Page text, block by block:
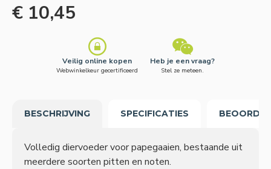
€ 10,45
Veilig online kopen
Webwinkelkeur gecertificeerd
Heb je een vraag?
Stel ze meteen.
BESCHRIJVING SPECIFICATIES
Volledig diervoeder voor papegaaien, bestaande uit
meerdere soorten pitten en noten.